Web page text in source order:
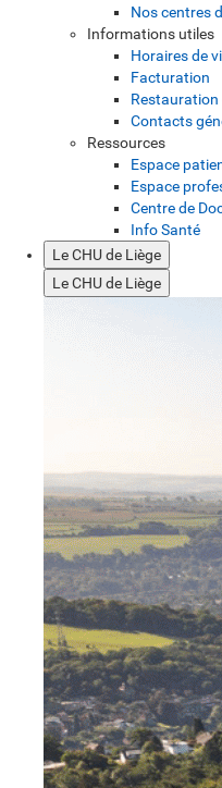
Nos centres
Informations utiles
Horaires de
Facturation
Restauration
Contacts
Ressources
Espace
Espace
Centre de
Info Santé
Le CHU de Liège
Le CHU de Liège